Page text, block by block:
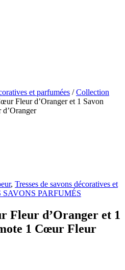
et parfumées /Collection
Fleur d’Oranger et 1 Savon
, Tresses de savons décoratives et
SAVONS PARFUMÉS
Fleur d’Oranger et 1
1 Cœur Fleur